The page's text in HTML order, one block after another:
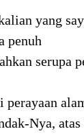
yang
penuh
serupa
perayaan
Nya, atas